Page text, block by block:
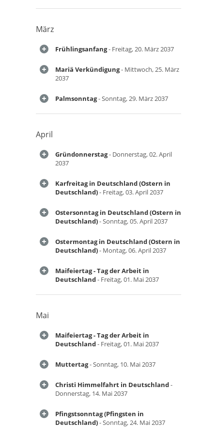
März
Frühlingsanfang- Freitag, 20. März 2037
Mariä Verkündigung- Mittwoch, 25. März
2037
Palmsonntag- Sonntag, 29. März 2037
April
Gründonnerstag- Donnerstag, 02. April
2037
Karfreitag in Deutschland (Ostern in
Deutschland)- Freitag, 03. April 2037
Ostersonntag in Deutschland (Ostern in
Deutschland)- Sonntag, 05. April 2037
Ostermontag in Deutschland (Ostern in
Deutschland)- Montag, 06. April 2037
Maifeiertag - Tag der Arbeit in
Deutschland- Freitag, 01. Mai 2037
Mai
Maifeiertag - Tag der Arbeit in
Deutschland- Freitag, 01. Mai 2037
Muttertag- Sonntag, 10. Mai 2037
Christi Himmelfahrt in Deutschland-
Donnerstag, 14. Mai 2037
Pfingstsonntag (Pfingsten in
Deutschland)- Sonntag, 24. Mai 2037